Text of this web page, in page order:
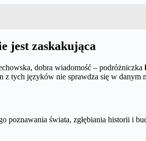
jest zaskakująca
dobra wiadomość – podróżniczka
z tych języków nie sprawdza się w danym
świata, zgłębiania historii i